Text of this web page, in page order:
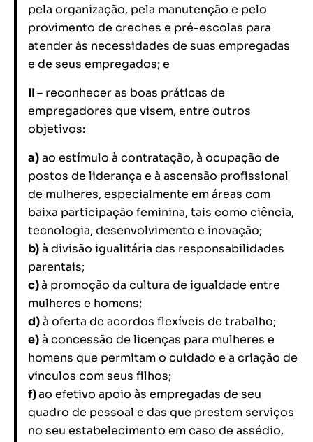
pela organização, pela manutenção e pelo
provimento de creches e pré-escolas para
atender às necessidades de suas empregadas
e de seus empregados; e
II– reconhecer as boas práticas de
empregadores que visem, entre outros
objetivos:
a)ao estímulo à contratação, à ocupação de
postos de liderança e à ascensão profissional
de mulheres, especialmente em áreas com
baixa participação feminina, tais como ciência,
tecnologia, desenvolvimento e inovação;
b)à divisão igualitária das responsabilidades
parentais;
c)à promoção da cultura de igualdade entre
mulheres e homens;
d)à oferta de acordos flexíveis de trabalho;
e)à concessão de licenças para mulheres e
homens que permitam o cuidado e a criação de
vínculos com seus filhos;
f)ao efetivo apoio às empregadas de seu
quadro de pessoal e das que prestem serviços
no seu estabelecimento em caso de assédio,